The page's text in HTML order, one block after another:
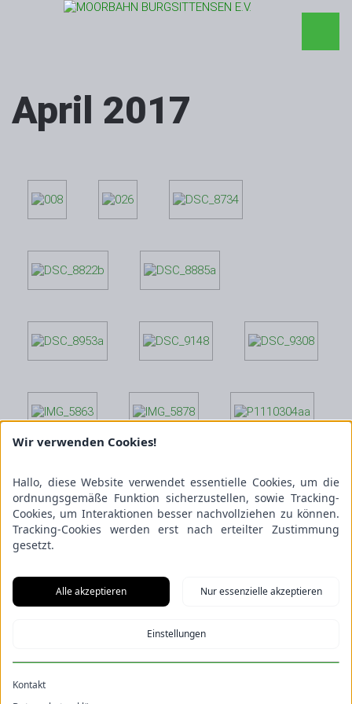
April 2017
Wir verwenden Cookies!
Hallo, diese Website verwendet essentielle Cookies, um die
ordnungsgemäße Funktion sicherzustellen, sowie Tracking-
Cookies, um Interaktionen besser nachvollziehen zu können.
Tracking-Cookies werden erst nach erteilter Zustimmung
gesetzt.
Alle akzeptieren Nur essenzielle akzeptieren
Einstellungen
Kontakt